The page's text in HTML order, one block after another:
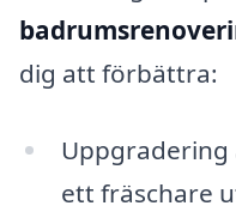
dig att förbättra:
Uppgradering
ett fräschare